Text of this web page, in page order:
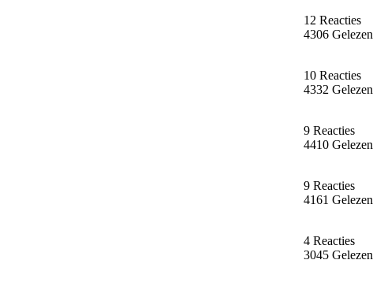
12 Reacties
4306 Gelezen
10 Reacties
4332 Gelezen
9 Reacties
4410 Gelezen
9 Reacties
4161 Gelezen
4 Reacties
3045 Gelezen